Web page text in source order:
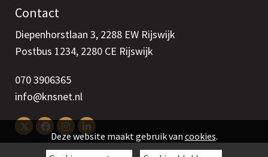
Contact
Diepenhorstlaan 3, 2288 EW Rijswijk
Postbus 1234, 2280 CE Rijswijk
070 3906365
info@knsnet.nl
Deze website maakt gebruik van cookies.